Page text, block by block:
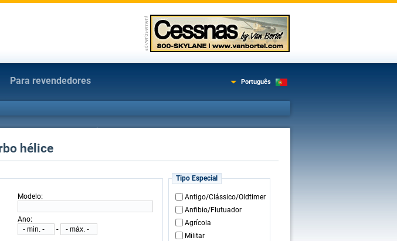
Para revendedores Português
hélice
Modelo:
Ano:
-
Tipo Especial
Antigo/Clássico/Oldtimer
Anfibio/Flutuador
Agrícola
Militar